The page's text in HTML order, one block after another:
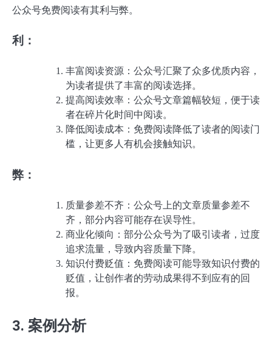
公众号免费阅读有其利与弊。
利：
丰富阅读资源：公众号汇聚了众多优质内容，
为读者提供了丰富的阅读选择。
提高阅读效率：公众号文章篇幅较短，便于读
者在碎片化时间中阅读。
降低阅读成本：免费阅读降低了读者的阅读门
槛，让更多人有机会接触知识。
弊：
质量参差不齐：公众号上的文章质量参差不
齐，部分内容可能存在误导性。
商业化倾向：部分公众号为了吸引读者，过度
追求流量，导致内容质量下降。
知识付费贬值：免费阅读可能导致知识付费的
贬值，让创作者的劳动成果得不到应有的回
报。
3. 案例分析